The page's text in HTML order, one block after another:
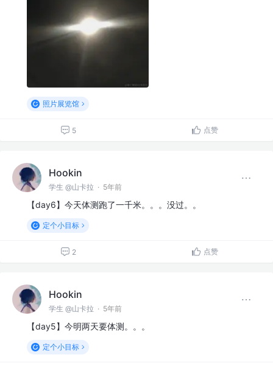
照片展览馆
5 点赞
Hookin
学生 @山卡拉 · 5年前
【day6】今天体测跑了一千米。。。没过。。
定个小目标
2 点赞
Hookin
学生 @山卡拉 · 5年前
【day5】今明两天要体测。。。
定个小目标